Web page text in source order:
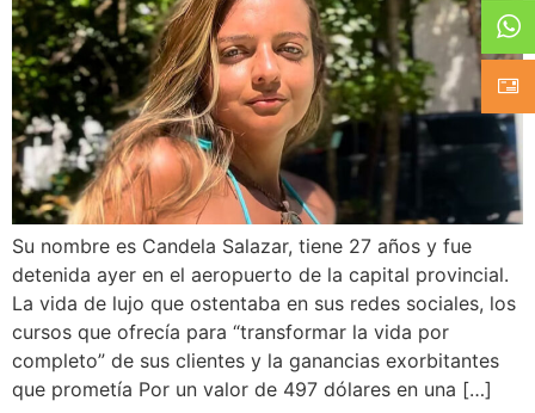
Su nombre es Candela Salazar, tiene 27 años y fue
detenida ayer en el aeropuerto de la capital provincial.
La vida de lujo que ostentaba en sus redes sociales, los
cursos que ofrecía para “transformar la vida por
completo” de sus clientes y la ganancias exorbitantes
que prometía Por un valor de 497 dólares en una […]